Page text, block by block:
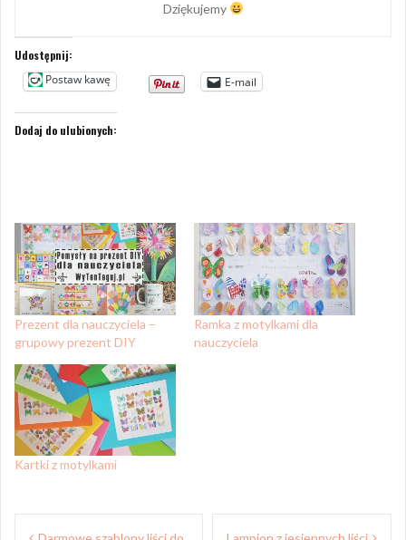
Dziękujemy
Udostępnij:
Postaw kawę
E-mail
Dodaj do ulubionych:
Prezent dla nauczyciela –
grupowy prezent DIY
Ramka z motylkami dla
nauczyciela
Kartki z motylkami
Nawigacja